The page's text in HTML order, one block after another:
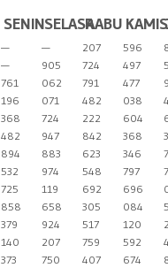
SENINSELASARABU KAMIS
— — 207 596
— 905 724 497
761 062 791 477
196 071 482 038
368 724 222 604
482 947 842 368
894 883 623 346
532 974 548 797
725 119 692 696
858 658 305 084
379 924 517 120
140 207 759 592
373 750 407 674